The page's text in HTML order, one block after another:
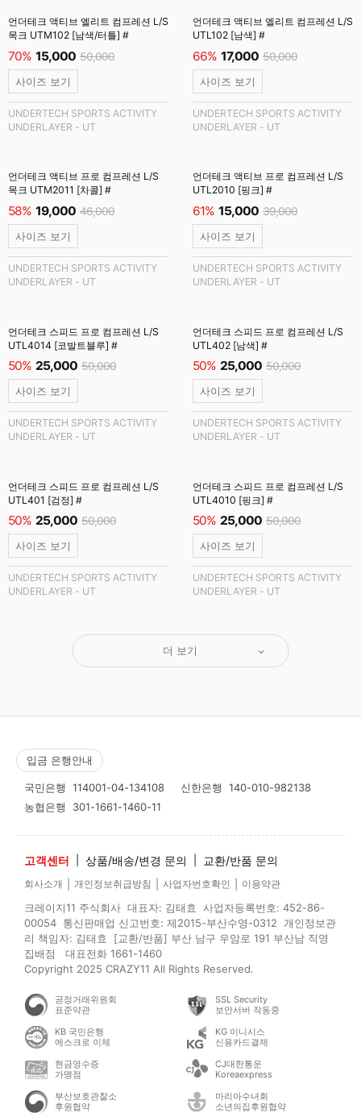
언더테크 액티브 엘리트 컴프레션 L/S
목크 UTM102 [남색/터틀] #
70% 15,000 50,000
사이즈 보기
UNDERTECH SPORTS ACTIVITY
UNDERLAYER - UT
언더테크 액티브 엘리트 컴프레션 L/S
UTL102 [남색] #
66% 17,000 50,000
사이즈 보기
UNDERTECH SPORTS ACTIVITY
UNDERLAYER - UT
언더테크 액티브 프로 컴프레션 L/S
목크 UTM2011 [차콜] #
58% 19,000 46,000
사이즈 보기
UNDERTECH SPORTS ACTIVITY
UNDERLAYER - UT
언더테크 액티브 프로 컴프레션 L/S
UTL2010 [핑크] #
61% 15,000 39,000
사이즈 보기
UNDERTECH SPORTS ACTIVITY
UNDERLAYER - UT
언더테크 스피드 프로 컴프레션 L/S
UTL4014 [코발트블루] #
50% 25,000 50,000
사이즈 보기
UNDERTECH SPORTS ACTIVITY
UNDERLAYER - UT
언더테크 스피드 프로 컴프레션 L/S
UTL402 [남색] #
50% 25,000 50,000
사이즈 보기
UNDERTECH SPORTS ACTIVITY
UNDERLAYER - UT
언더테크 스피드 프로 컴프레션 L/S
UTL401 [검정] #
50% 25,000 50,000
사이즈 보기
UNDERTECH SPORTS ACTIVITY
UNDERLAYER - UT
언더테크 스피드 프로 컴프레션 L/S
UTL4010 [핑크] #
50% 25,000 50,000
사이즈 보기
UNDERTECH SPORTS ACTIVITY
UNDERLAYER - UT
더 보기
입금 은행안내
국민은행 114001-04-134108 신한은행 140-010-982138
농협은행 301-1661-1460-11
고객센터 상품/배송/변경 문의 교환/반품 문의
회사소개 개인정보취급방침 사업자번호확인 이용약관
크레이지11 주식회사 대표자: 김태효 사업자등록번호: 452-86-
00054 통신판매업 신고번호: 제2015-부산수영-0312 개인정보관
리 책임자: 김태효 [교환/반품] 부산 남구 우암로 191 부산남 직영
집배점 대표전화 1661-1460
Copyright 2025 CRAZY11 All Rights Reserved.
공정거래위원회
표준약관
SSL Security
보안서버 작동중
KB 국민은행
에스크로 이체
KG 이니시스
신용카드결제
현금영수증
가맹점
CJ대한통운
Koreaexpress
부산보호관찰소
후원협약
마리아수녀회
소년의집후원협약